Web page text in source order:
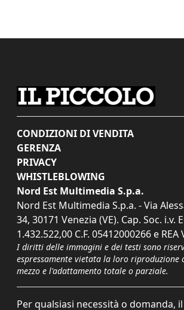
CONDIZIONI DI VENDITA
GERENZA
PRIVACY
WHISTLEBLOWING
Nord Est Multimedia S.p.a.
Nord Est Multimedia S.p.a. - Via
34, 30171 Venezia (VE). Cap. Soc. i.v.
1.432.522,00 C.F. 05412000266 e REA
I diritti delle immagini e dei testi sono
espressamente vietata la loro riproduzione
mezzo e l'adattamento totale o parziale.
Per qualsiasi necessità o domanda,